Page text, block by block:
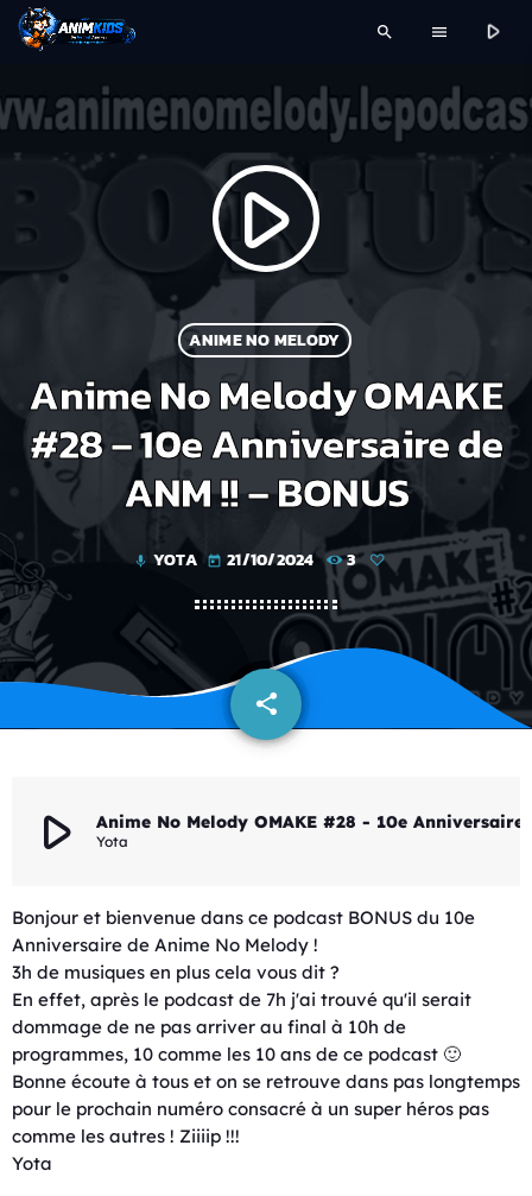
search menu play_arrow
play_arrow
ANIME NO MELODY
Anime No Melody OMAKE
#28 – 10e Anniversaire de
ANM !! – BONUS
mic YOTA today 21/10/2024 3
share
email
play_arrow Yota
Bonjour et bienvenue dans ce podcast BONUS du 10e
Anniversaire de Anime No Melody !
3h de musiques en plus cela vous dit ?
En effet, après le podcast de 7h j'ai trouvé qu'il serait
dommage de ne pas arriver au final à 10h de
programmes, 10 comme les 10 ans de ce podcast 🙂
Bonne écoute à tous et on se retrouve dans pas longtemps
pour le prochain numéro consacré à un super héros pas
comme les autres ! Ziiiip !!!
Yota